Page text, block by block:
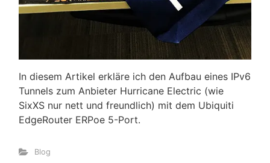
In diesem Artikel erkläre ich den Aufbau eines IPv6
Tunnels zum Anbieter Hurricane Electric (wie
SixXS nur nett und freundlich) mit dem Ubiquiti
EdgeRouter ERPoe 5-Port.
Blog